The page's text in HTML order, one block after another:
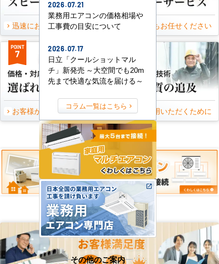
迅速にお届け出来る理由 万一の時もお任せください
POINT
7
お客様から頂いたご意見 永くご愛用いただくために
2026.07.21
業務用エアコンの価格相場や
工事費の目安について
2026.07.17
日立「クールショットマル
チ」新発売 ～大空間でも20m
先まで快適な気流を届ける～
コラム一覧はこちら
その他のご案内